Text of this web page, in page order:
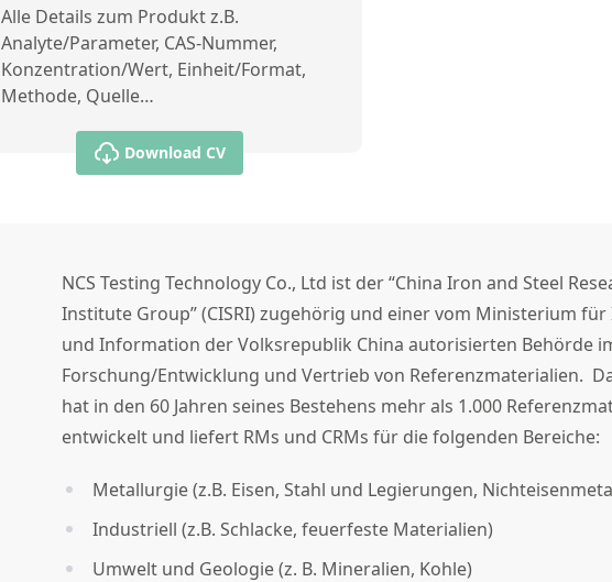
Alle Details zum Produkt z.B.
Analyte/Parameter, CAS-Nummer,
Konzentration/Wert, Einheit/Format,
Methode, Quelle…
Download CV
NCS Testing Technology Co., Ltd ist der “China Iron and Steel
Institute Group” (CISRI) zugehörig und einer vom Ministerium
und Information der Volksrepublik China autorisierten Behörde
Forschung/Entwicklung und Vertrieb von Referenzmaterialien.
hat in den 60 Jahren seines Bestehens mehr als 1.000
entwickelt und liefert RMs und CRMs für die folgenden Bereiche:
Metallurgie (z.B. Eisen, Stahl und Legierungen,
Industriell (z.B. Schlacke, feuerfeste Materialien)
Umwelt und Geologie (z. B. Mineralien, Kohle)